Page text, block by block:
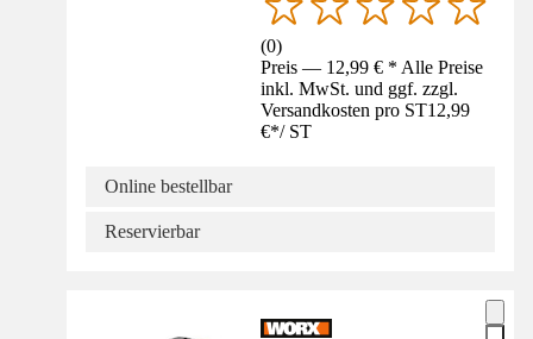
(0)
Preis — 12,99 € * Alle Preise
inkl. MwSt. und ggf. zzgl.
Versandkosten pro ST12,99
€*/ ST
Online bestellbar
Reservierbar